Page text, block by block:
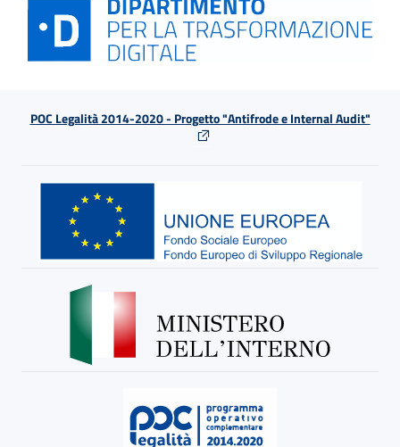
POC Legalità 2014-2020 - Progetto "Antifrode e Internal Audit"